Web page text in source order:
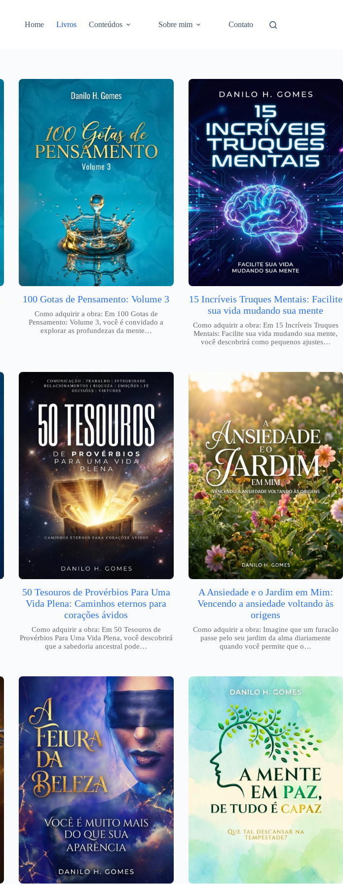
Home Livros Conteúdos Sobre mim Contato
100 Gotas de Pensamento: Volume 3
Como adquirir a obra: Em 100 Gotas de
Pensamento: Volume 3, você é convidado a
explorar as profundezas da mente…
15 Incríveis Truques Mentais: Facilite
sua vida mudando sua mente
Como adquirir a obra: Em 15 Incríveis Truques
Mentais: Facilite sua vida mudando sua mente,
você descobrirá como pequenos ajustes…
50 Tesouros de Provérbios Para Uma
Vida Plena: Caminhos eternos para
corações ávidos
Como adquirir a obra: Em 50 Tesouros de
Provérbios Para Uma Vida Plena, você descobrirá
que a sabedoria ancestral pode…
A Ansiedade e o Jardim em Mim:
Vencendo a ansiedade voltando às
origens
Como adquirir a obra: Imagine que um furacão
passe pelo seu jardim da alma diariamente
quando você permite que o…